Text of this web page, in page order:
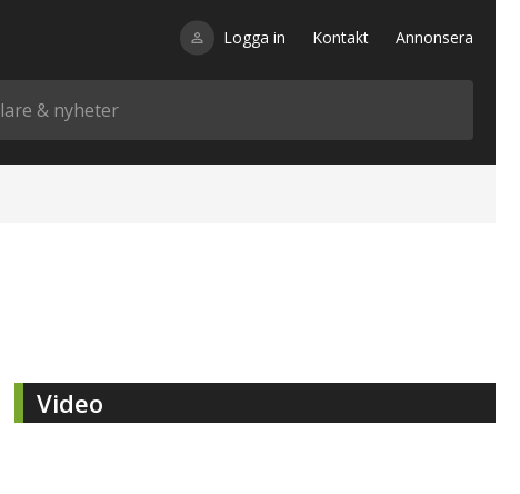
Logga in Kontakt Annonsera
Video